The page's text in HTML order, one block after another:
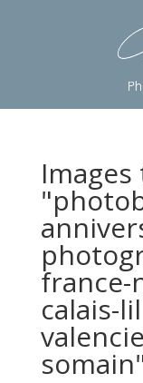
Images
france-
calais-